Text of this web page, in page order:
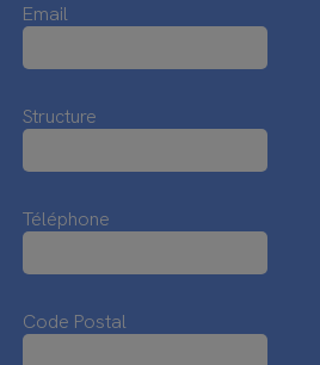
Email
Structure
Téléphone
Code Postal